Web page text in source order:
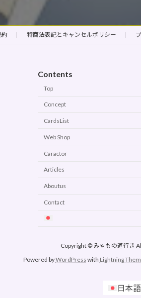
約 特商法表記とキャンセルポリシー
Contents
Top
Concept
CardsList
Web Shop
Caractor
Articles
Aboutus
Contact
Copyright © みゃもの道行き
Powered byWordPress with Lightning
日本語